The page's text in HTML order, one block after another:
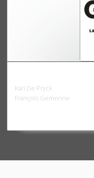
Kari De Pryck
François Gemenne